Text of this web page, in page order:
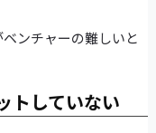
ンチャーの難しいと
トしていない